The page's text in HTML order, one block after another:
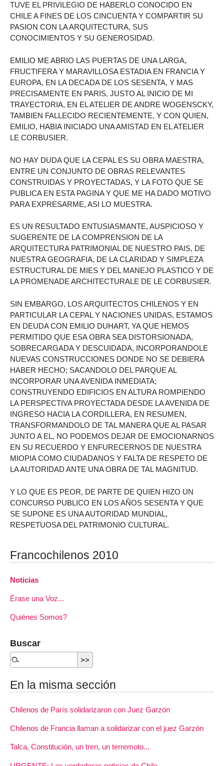
TUVE EL PRIVILEGIO DE HABERLO CONOCIDO EN
CHILE A FINES DE LOS CINCUENTA Y COMPARTIR SU
PASION CON LA ARQUITECTURA, SUS
CONOCIMIENTOS Y SU GENEROSIDAD.
EMILIO ME ABRIO LAS PUERTAS DE UNA LARGA,
FRUCTIFERA Y MARAVILLOSA ESTADIA EN FRANCIA Y
EUROPA, EN LA DECADA DE LOS SESENTA, Y MAS
PRECISAMENTE EN PARIS, JUSTO AL INICIO DE MI
TRAYECTORIA, EN EL ATELIER DE ANDRE WOGENSCKY,
TAMBIEN FALLECIDO RECIENTEMENTE, Y CON QUIEN,
EMILIO, HABIA INICIADO UNA AMISTAD EN EL ATELIER
LE CORBUSIER.
NO HAY DUDA QUE LA CEPAL ES SU OBRA MAESTRA,
ENTRE UN CONJUNTO DE OBRAS RELEVANTES
CONSTRUIDAS Y PROYECTADAS, Y LA FOTO QUE SE
PUBLICA EN ESTA PAGINA Y QUE ME HA DADO MOTIVO
PARA EXPRESARME, ASI LO MUESTRA.
ES UN RESULTADO ENTUSIASMANTE, AUSPICIOSO Y
SUGERENTE DE LA COMPRENSION DE LA
ARQUITECTURA PATRIMONIAL DE NUESTRO PAIS, DE
NUESTRA GEOGRAFIA, DE LA CLARIDAD Y SIMPLEZA
ESTRUCTURAL DE MIES Y DEL MANEJO PLASTICO Y DE
LA PROMENADE ARCHITECTURALE DE LE CORBUSIER.
SIN EMBARGO, LOS ARQUITECTOS CHILENOS Y EN
PARTICULAR LA CEPAL Y NACIONES UNIDAS, ESTAMOS
EN DEUDA CON EMILIO DUHART, YA QUE HEMOS
PERMITIDO QUE ESA OBRA SEA DISTORSIONADA,
SOBRECARGADA Y DESCUIDADA, INCORPORANDOLE
NUEVAS CONSTRUCCIONES DONDE NO SE DEBIERA
HABER HECHO; SACANDOLO DEL PARQUE AL
INCORPORAR UNA AVENIDA INMEDIATA;
CONSTRUYENDO EDIFICIOS EN ALTURA ROMPIENDO
LA PERSPECTIVA PROYECTADA DESDE LA AVENIDA DE
INGRESO HACIA LA CORDILLERA, EN RESUMEN,
TRANSFORMANDOLO DE TAL MANERA QUE AL PASAR
JUNTO A EL, NO PODEMOS DEJAR DE EMOCIONARNOS
EN SU RECUERDO Y ENFURECERNOS DE NUESTRA
MIOPIA COMO CIUDADANOS Y FALTA DE RESPETO DE
LA AUTORIDAD ANTE UNA OBRA DE TAL MAGNITUD.
Y LO QUE ES PEOR, DE PARTE DE QUIEN HIZO UN
CONCURSO PUBLICO EN LOS AÑOS SESENTA Y QUE
SE SUPONE ES UNA AUTORIDAD MUNDIAL,
RESPETUOSA DEL PATRIMONIO CULTURAL.
Francochilenos 2010
Noticias
Érase una Voz...
Quiénes Somos?
Buscar
En la misma sección
Chilenos de París solidarizaron con Juez Garzón
Chilenos de Francia llaman a solidarizar con el juez Garzón
Talca, Constitución, un tren, un terremoto...